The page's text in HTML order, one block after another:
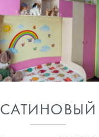
САТИНОВЫЙ